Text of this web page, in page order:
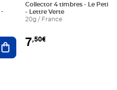
Ajouter au panier
Collector 4 timbres - Le Petit
- Lettre Verte
20g / France
7,50€